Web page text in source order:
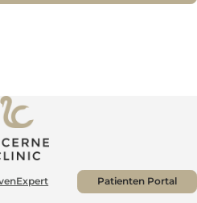
Medienecho. Wie
allen Blogs